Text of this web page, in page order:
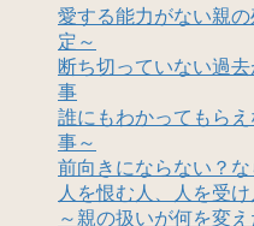
愛する能力がない親
定～
断ち切っていない過
事
誰にもわかってもら
事～
前向きにならない？
人を恨む人、人を受
～親の扱いが何を変